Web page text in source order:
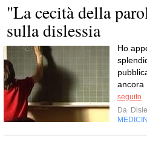
"La cecità della
sulla dislessia
Ho
ancora
seguito
Da